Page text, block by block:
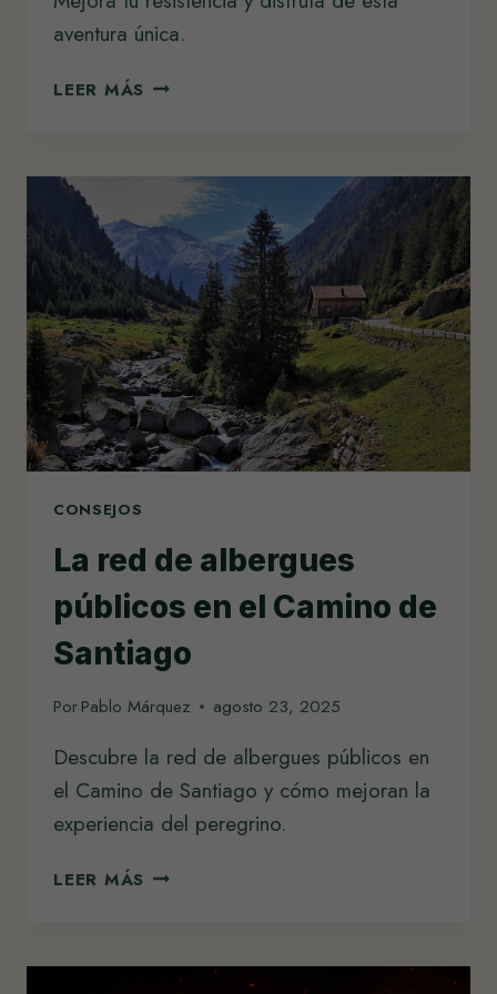
aventura única.
LEER MÁS ESTADO
CAMINO
DE
SANTIAGO
CONSEJOS
La red de albergues
públicos en el Camino de
Santiago
PorPablo Márquez agosto 23, 2025
Descubre la red de albergues públicos en
el Camino de Santiago y cómo mejoran la
experiencia del peregrino.
LEER MÁS LA
PÚBLICOS